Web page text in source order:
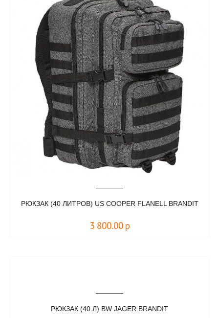
РЮКЗАК (40 ЛИТРОВ) US COOPER FLANELL BRANDIT
3 800.00 р
РЮКЗАК (40 Л) BW JAGER BRANDIT